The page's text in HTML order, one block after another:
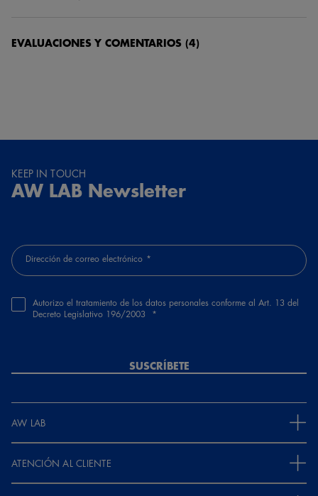
EVALUACIONES Y COMENTARIOS (4)
poder agrandar si se tiene el pie ancho
Guest
Hace 1 año
Guest
Soy muy lindas, un poco pesadas pero cómodas al usarlas
un buen espacio de movimiento
KEEP IN TOUCH
AW LAB Newsletter
Dirección de correo electrónico
Autorizo el tratamiento de los datos personales conforme al Art. 13 del
Decreto Legislativo 196/2003
SUSCRÍBETE
AW LAB
ATENCIÓN AL CLIENTE